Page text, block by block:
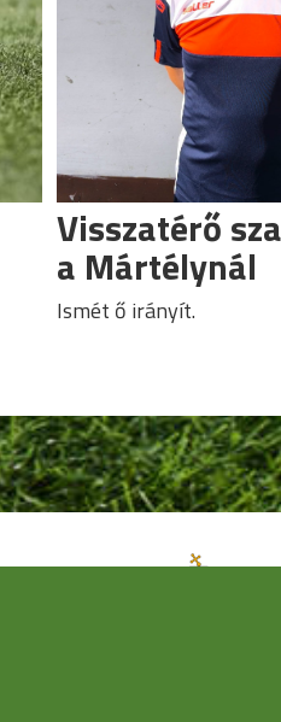
Visszatérő
a Mártélynál
Ismét ő irányít.